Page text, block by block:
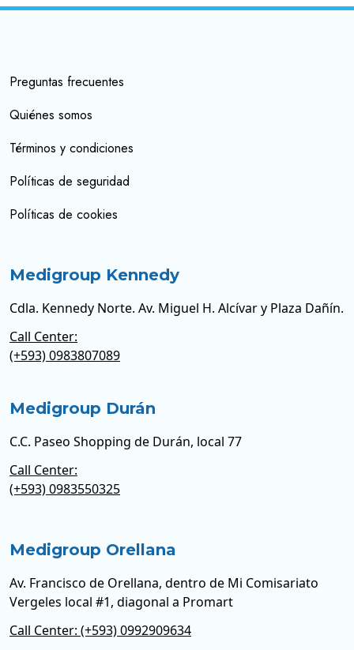
Preguntas frecuentes
Quiénes somos
Términos y condiciones
Políticas de seguridad
Políticas de cookies
Medigroup Kennedy
Cdla. Kennedy Norte. Av. Miguel H. Alcívar y Plaza Dañín.
Call Center:
(+593) 0983807089
Medigroup Durán
C.C. Paseo Shopping de Durán, local 77
Call Center:
(+593) 0983550325
Medigroup Orellana
Av. Francisco de Orellana, dentro de Mi Comisariato
Vergeles local #1, diagonal a Promart
Call Center: (+593) 0992909634